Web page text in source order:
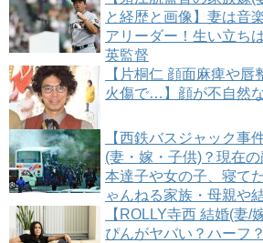
と経歴と画像】妻は音
アリーダー！生い立ち
英監督
【片桐仁 顔面麻痺や
火傷で…】顔が不自然
【西鉄バスジャック事
(妻・嫁・子供)？現在
本達子や女の子、寝て
ゃんねる家族・母親や
【ROLLY寺西 結婚(妻/
ぴんがヤバい？ハーフ